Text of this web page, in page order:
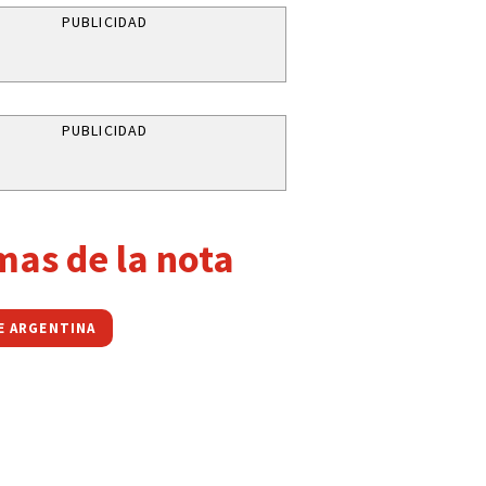
PUBLICIDAD
PUBLICIDAD
de la nota
ARGENTINA